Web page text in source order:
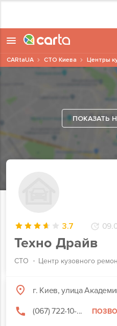
ПОКАЗАТЬ
3.7
Техно Драйв
СТО Центр кузовного
г. Киев, улица
(067) 722-10-...
CARtaUA СТО Киева Центры